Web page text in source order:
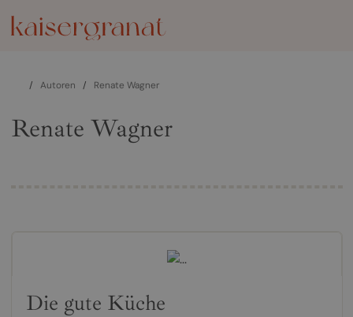
/ Autoren / Renate Wagner
Renate Wagner
Die gute Küche